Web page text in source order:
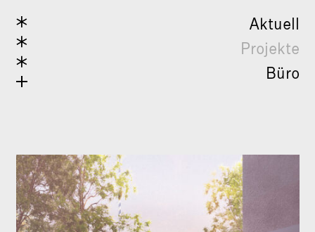
Aktuell
Projekte
Büro